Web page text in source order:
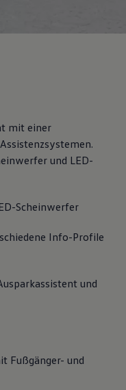
und Radio
mit einer
und LED-
Scheinwerfer
Info-Profile
und
Fußgänger- und